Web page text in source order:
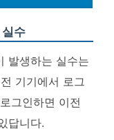
수
발생하는 실수는
기기에서 로그
그인하면 이전
답니다.